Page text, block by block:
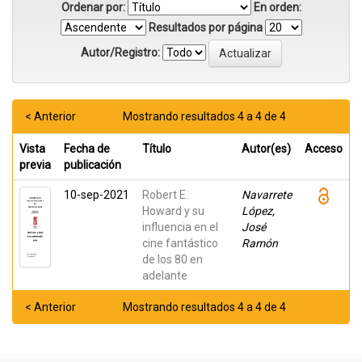
Ordenar por:
En orden:
Resultados por página
Autor/Registro:
Mostrando resultados 4 a 4 de 4
< Anterior
Vista
previa
Fecha de
publicación
Título Autor(es) Acceso
10-sep-2021
Robert E.
Howard y su
influencia en el
cine fantástico
de los 80 en
adelante
Navarrete
López,
José
Ramón
Mostrando resultados 4 a 4 de 4
< Anterior